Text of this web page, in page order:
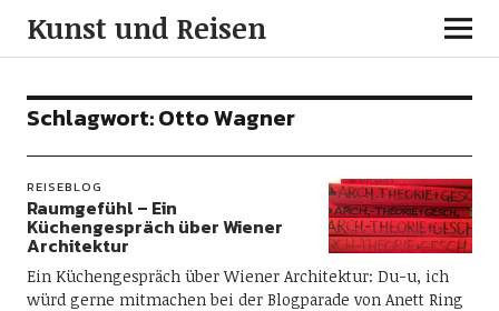
Kunst und Reisen
Schlagwort:Otto Wagner
REISEBLOG
Raumgefühl – Ein
Küchengespräch über Wiener
Architektur
Ein Küchengespräch über Wiener Architektur: Du-u, ich
würd gerne mitmachen bei der Blogparade von Anett Ring